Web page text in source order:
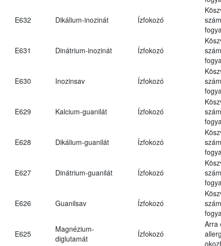
E632 Dikálium-inozinát Ízfokozó
E631 Dinátrium-inozinát Ízfokozó
E630 Inozinsav Ízfokozó
E629 Kalcium-guanilát Ízfokozó
E628 Dikálium-guanilát Ízfokozó
E627 Dinátrium-guanilát Ízfokozó
E626 Guanilsav Ízfokozó
E625
Magnézium-
diglutamát
Ízfokozó
Arra